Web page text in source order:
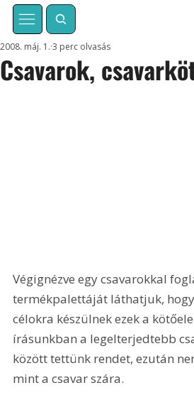
Csavarok,
2008. máj. 1. 3 perc olvasás
Végignézve egy csavarokkal
termékpalettáját láthatjuk,
célokra készülnek ezek a
írásunkban a legelterjedtebb
között tettünk rendet, ezután
mint a csavar szára.